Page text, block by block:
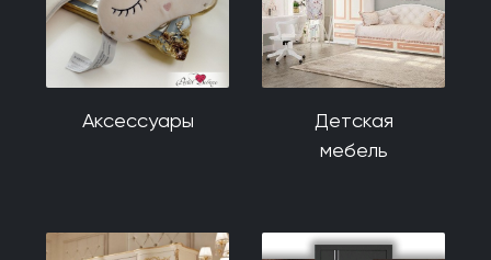
Аксессуары
Детская
мебель